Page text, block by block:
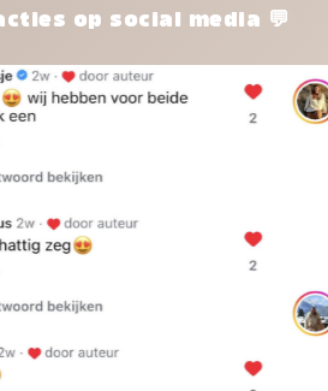
op social media 💬